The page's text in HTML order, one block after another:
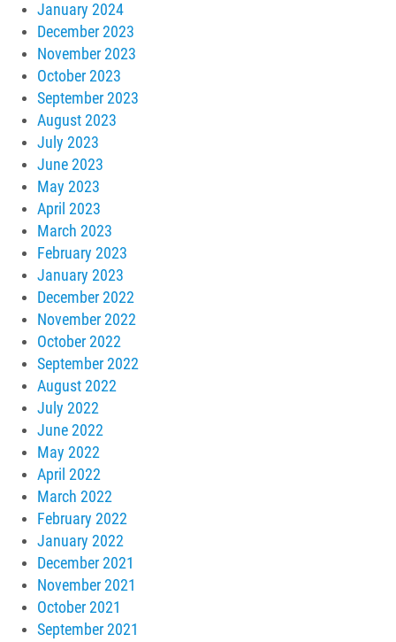
January 2024
December 2023
November 2023
October 2023
September 2023
August 2023
July 2023
June 2023
May 2023
April 2023
March 2023
February 2023
January 2023
December 2022
November 2022
October 2022
September 2022
August 2022
July 2022
June 2022
May 2022
April 2022
March 2022
February 2022
January 2022
December 2021
November 2021
October 2021
September 2021